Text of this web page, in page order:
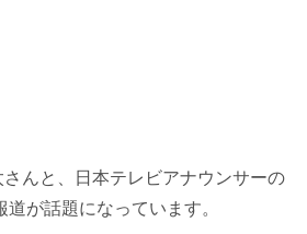
んと、日本テレビアナウンサーの
が話題になっています。